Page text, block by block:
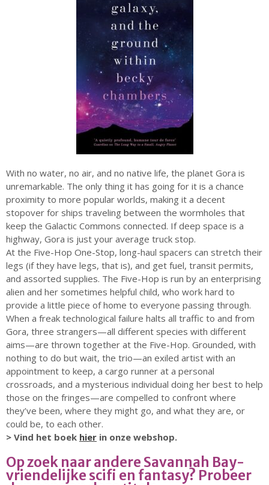
Vrijwilliger: Medewerker
Financiële Administratie
Summer Stories 2026
21 juni: Lazy Queer Sunday
augustus 2026
juli 2026
juni 2026
mei 2026
april 2026
maart 2026
februari 2026
januari 2026
december 2025
november 2025
oktober 2025
september 2025
augustus 2025
juli 2025
juni 2025
mei 2025
april 2025
februari 2025
With no water, no air, and no native life, the planet Gora is
unremarkable. The only thing it has going for it is a chance
proximity to more popular worlds, making it a decent
stopover for ships traveling between the wormholes that
keep the Galactic Commons connected. If deep space is a
highway, Gora is just your average truck stop.
At the Five-Hop One-Stop, long-haul spacers can stretch their
legs (if they have legs, that is), and get fuel, transit permits,
and assorted supplies. The Five-Hop is run by an enterprising
alien and her sometimes helpful child, who work hard to
provide a little piece of home to everyone passing through.
When a freak technological failure halts all traffic to and from
Gora, three strangers—all different species with different
aims—are thrown together at the Five-Hop. Grounded, with
nothing to do but wait, the trio—an exiled artist with an
appointment to keep, a cargo runner at a personal
crossroads, and a mysterious individual doing her best to help
those on the fringes—are compelled to confront where
they’ve been, where they might go, and what they are, or
could be, to each other.
> Vind het boek hier in onze webshop.
Op zoek naar andere Savannah Bay-
vriendelijke scifi en fantasy? Probeer